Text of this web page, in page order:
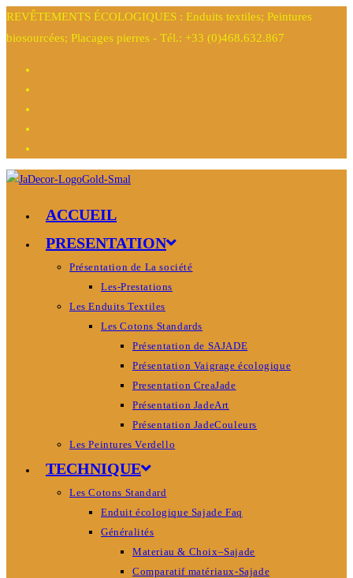
REVÊTEMENTS ÉCOLOGIQUES : Enduits textiles; Peintures
biosourcées; Placages pierres - Tél.: +33 (0)468.632.867
ACCUEIL
PRESENTATION
Présentation de La société
Les-Prestations
Les Enduits Textiles
Les Cotons Standards
Présentation de SAJADE
Présentation Vaigrage écologique
Presentation CreaJade
Présentation JadeArt
Présentation JadeCouleurs
Les Peintures Verdello
TECHNIQUE
Les Cotons Standard
Enduit écologique Sajade Faq
Généralités
Materiau & Choix–Sajade
Comparatif matériaux-Sajade